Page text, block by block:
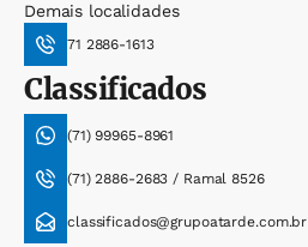
Demais localidades
71 2886-1613
Classificados
(71) 99965-8961
(71) 2886-2683 / Ramal 8526
classificados@grupoatarde.com.br